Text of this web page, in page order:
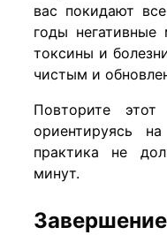
вас покидают
годы
токсины и
чистым и
Повторите
ориентируясь
практика не
минут.